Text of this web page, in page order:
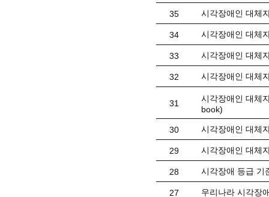
35 시각장애인 대체
34 시각장애인 대체
33 시각장애인 대체
32 시각장애인 대체
31
시각장애인 대체
book)
30 시각장애인 대체
29 시각장애인 대체
28 시각장애 등급 기
27 우리나라 시각장